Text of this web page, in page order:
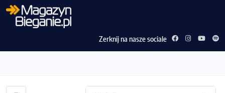
Zerknij na nasze sociale